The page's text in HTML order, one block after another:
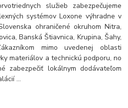
služieb zabezpečujeme
systémov Loxone výhradne v
ohraničené okruhom Nitra,
Banská Štiavnica, Krupina, Šahy,
mimo uvedenej oblasti
materiálov a technickú podporu, no
zabezpečiť lokálnym dodávateľom
...